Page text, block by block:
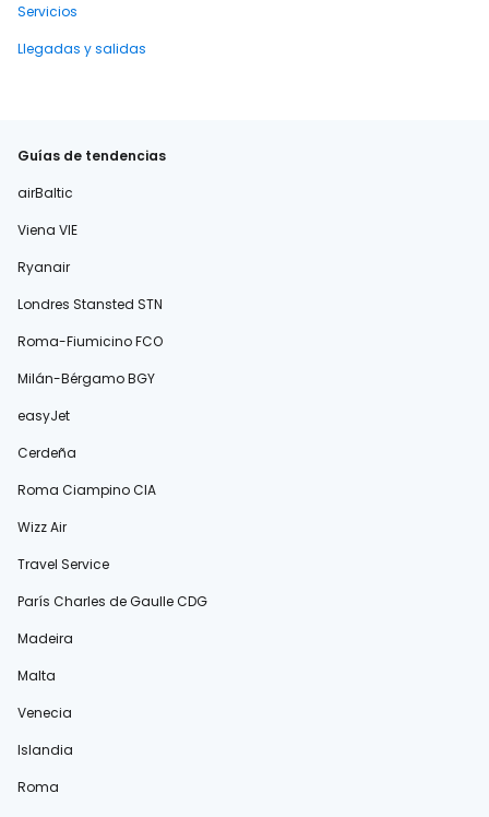
Servicios
Llegadas y salidas
Guías de tendencias
airBaltic
Viena VIE
Ryanair
Londres Stansted STN
Roma-Fiumicino FCO
Milán-Bérgamo BGY
easyJet
Cerdeña
Roma Ciampino CIA
Wizz Air
Travel Service
París Charles de Gaulle CDG
Madeira
Malta
Venecia
Islandia
Roma